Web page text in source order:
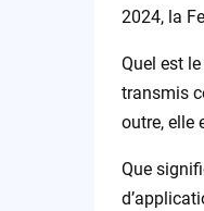
2024, la
Quel est
transmis
outre, elle
Que